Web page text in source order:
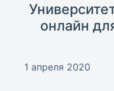
онлайн
1 апреля 2020